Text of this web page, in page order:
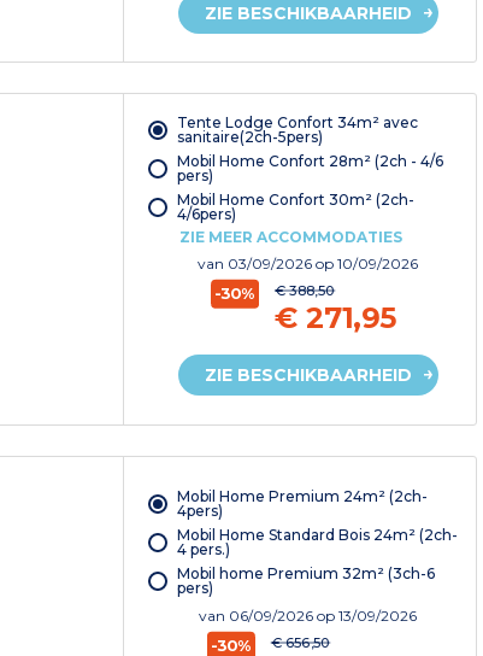
ZIE BESCHIKBAARHEID
Tente Lodge Confort 34m² avec
sanitaire(2ch-5pers)
Mobil Home Confort 28m² (2ch - 4/6
pers)
Mobil Home Confort 30m² (2ch-
4/6pers)
ZIE MEER ACCOMMODATIES
van 03/09/2026op 10/09/2026
-30% € 388,50
€ 271,95
ZIE BESCHIKBAARHEID
Mobil Home Premium 24m² (2ch-
4pers)
Mobil Home Standard Bois 24m² (2ch-
4 pers.)
Mobil home Premium 32m² (3ch-6
pers)
van 06/09/2026op 13/09/2026
-30% € 656,50